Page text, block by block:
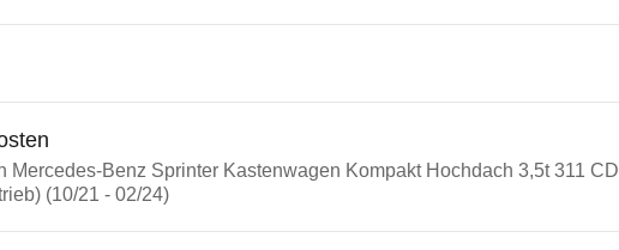
Mercedes-Benz Sprinter Kastenwagen Kompakt Hochdach 3,5t 311 CDI
(10/21 - 02/24)